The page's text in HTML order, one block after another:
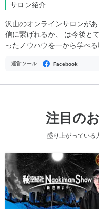
サロン紹介
沢山のオンラインサロンが
信に繋げれるか、 は今後と
ったノウハウを一から学べ
運営ツール Facebook
注目の
盛り上がっている